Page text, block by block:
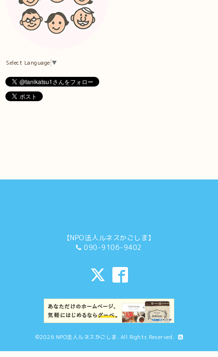
Select Language ▼
【NPO法人ルネスかごしま】
090-9106-9402
©2026 NPO法人ルネスかごしま. All Rights Reserved.